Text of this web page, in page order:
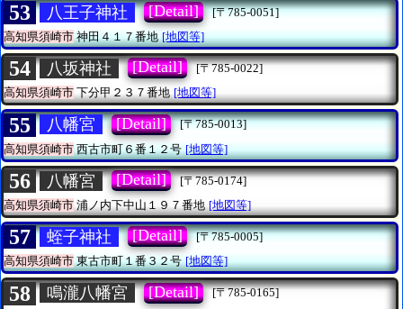
53 八王子神社 [Detail]
[〒785-0051]
高知県須崎市神田４１７番地 [地図等]
54 八坂神社 [Detail]
[〒785-0022]
高知県須崎市下分甲２３７番地 [地図等]
55 八幡宮 [Detail]
[〒785-0013]
高知県須崎市西古市町６番１２号 [地図等]
56 八幡宮 [Detail]
[〒785-0174]
高知県須崎市浦ノ内下中山１９７番地 [地図等]
57 蛭子神社 [Detail]
[〒785-0005]
高知県須崎市東古市町１番３２号 [地図等]
58 鳴瀧八幡宮 [Detail]
[〒785-0165]